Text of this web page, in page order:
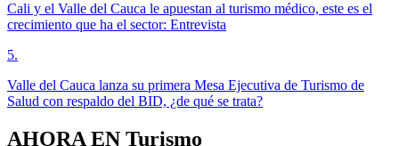
Cali y el Valle del Cauca le apuestan al turismo médico, este es el
crecimiento que ha el sector: Entrevista
5.
Valle del Cauca lanza su primera Mesa Ejecutiva de Turismo de
Salud con respaldo del BID, ¿de qué se trata?
AHORA EN Turismo